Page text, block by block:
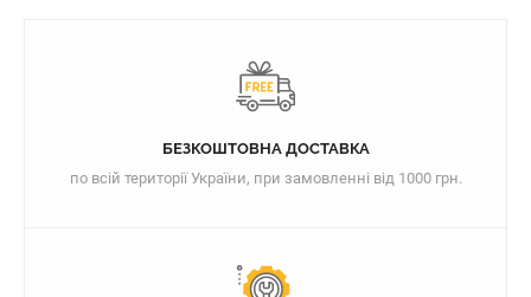
БЕЗКОШТОВНА ДОСТАВКА
по всій території України, при замовленні від 1000 грн.